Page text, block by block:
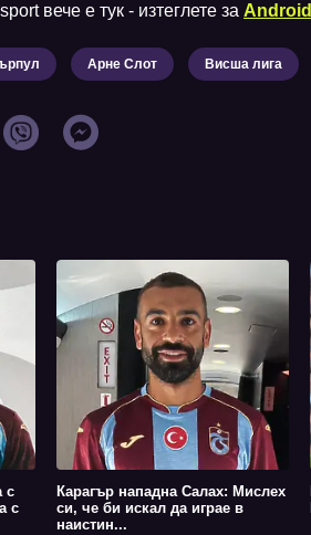
вече е тук - изтеглете за Android
Арне Слот Висша лига
с
с
Карагър нападна Салах: Мислех
си, че би искал да играе в
наистин...